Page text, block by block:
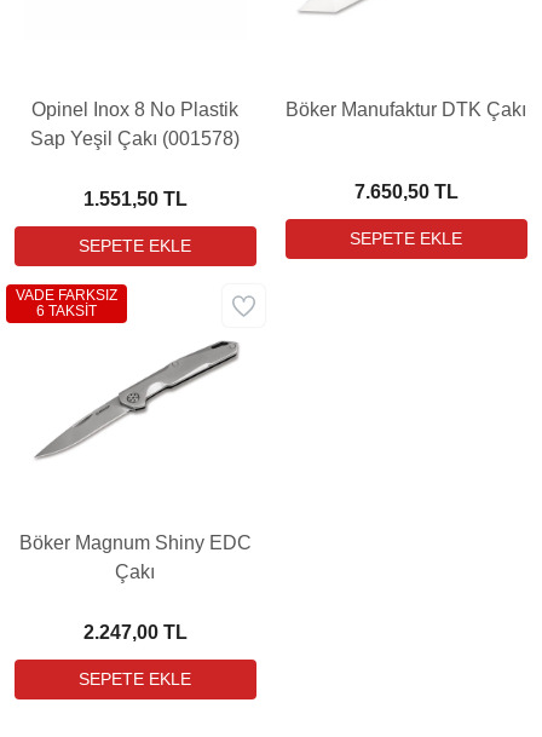
Opinel Inox 8 No Plastik
Sap Yeşil Çakı (001578)
1.551,50 TL
Böker Manufaktur DTK Çakı
7.650,50 TL
Böker Magnum Shiny EDC
Çakı
2.247,00 TL
VADE FARKSIZ
6 TAKSİT